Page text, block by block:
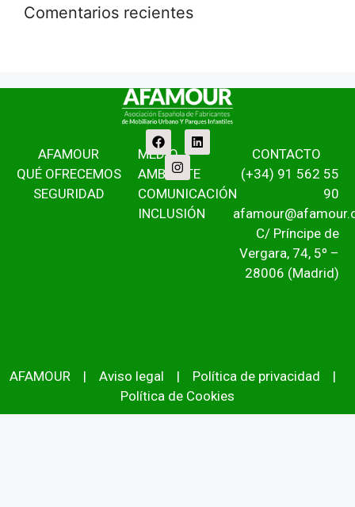
Comentarios recientes
AFAMOUR
QUÉ OFRECEMOS
SEGURIDAD
MEDIO
AMBIENTE
COMUNICACIÓN
INCLUSIÓN
CONTACTO
(+34) 91 562 55
90
C/ Príncipe de
Vergara, 74, 5º –
28006 (Madrid)
AFAMOUR | Aviso legal | Política de privacidad |
Política de Cookies